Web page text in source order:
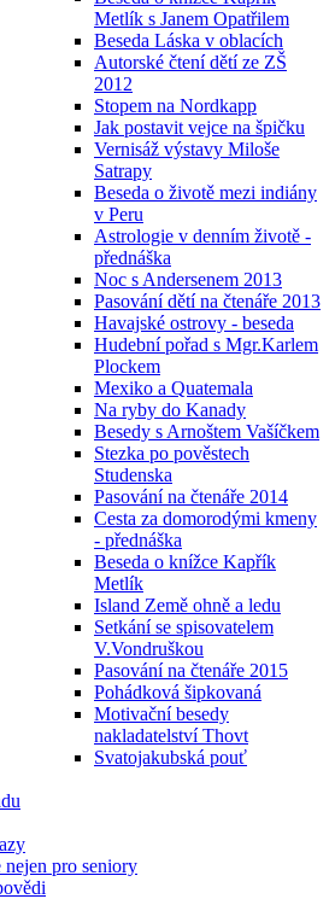
Metlík s Janem Opatřilem
Beseda Láska v oblacích
Autorské čtení dětí ze ZŠ
2012
Stopem na Nordkapp
Jak postavit vejce na špičku
Vernisáž výstavy Miloše
Satrapy
Beseda o životě mezi indiány
v Peru
Astrologie v denním životě -
přednáška
Noc s Andersenem 2013
Pasování dětí na čtenáře 2013
Havajské ostrovy - beseda
Hudební pořad s Mgr.Karlem
Plockem
Mexiko a Quatemala
Na ryby do Kanady
Besedy s Arnoštem Vašíčkem
Stezka po pověstech
Studenska
Pasování na čtenáře 2014
Cesta za domorodými kmeny
- přednáška
Beseda o knížce Kapřík
Metlík
Island Země ohně a ledu
Setkání se spisovatelem
V.Vondruškou
Pasování na čtenáře 2015
Pohádková šipkovaná
Motivační besedy
nakladatelství Thovt
Svatojakubská pouť
pro seniory